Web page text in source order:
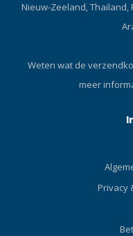
Nieuw-Zeeland, Thailand,
Weten wat de
meer
Privacy